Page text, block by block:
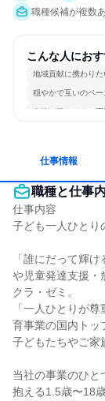
職種候補が複数
こんな人にお
地域貢献に携わりた
穏やかで互いのペー
女性が働きやすい環
仕事情報
職種と仕事
仕事内容
子ども一人ひとり
「誰にだって輝
や児童発達支援・
クラ・ゼミ。
「一人ひとりが
育事業の国内トッ
子どもたちやご家
当社の事業のひと
抱える1.5歳〜18